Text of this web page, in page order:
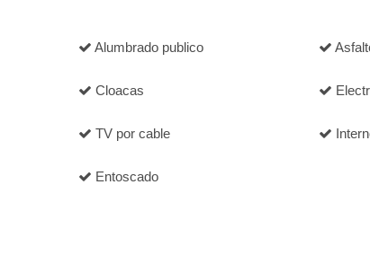
Alumbrado publico
Cloacas
TV por cable
Entoscado